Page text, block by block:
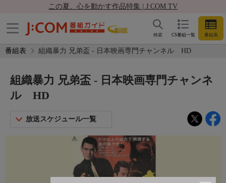
この夏、心を動かす作品特集 | J:COM TV
CS番組一覧 番組表
検索
番組表 組織暴力 兄弟盃 - 日本映画専門チャンネル HD
組織暴力 兄弟盃 - 日本映画専門チャンネ
ル HD
放送スケジュール一覧